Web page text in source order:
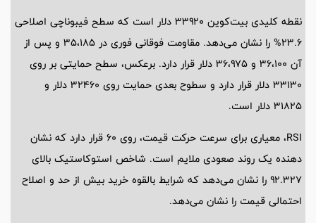
نقطه کلیدی بیت‌کوین ۳۳۹۲۰ دلار است که سطح فیبوناچی اصلاحی
۲۳.۶% را نشان می‌دهد. مقاومت فوقانی فوری در ۳۵،۱۸۵ و پس از
آن ۳۶،۱۰۰ و ۳۶،۹۷۵ دلار قرار دارد. برعکس، سطح حمایتی بر روی
۳۳۱۳۰ دلار قرار دارد و سطوح بعدی حمایت روی ۳۲۴۶۰ دلار و
۳۱۸۲۵ دلار است.
RSI، معیاری برای سرعت حرکت قیمت، روی ۶۰ قرار دارد که نشان
دهنده یک روند صعودی ملایم است. شاخص استوکاستیک بالای
۹۲.۳۲۷ را نشان می‌دهد که شرایط بالقوه خرید بیش از حد و اصلاح
احتمالی قیمت را نشان می‌دهد.